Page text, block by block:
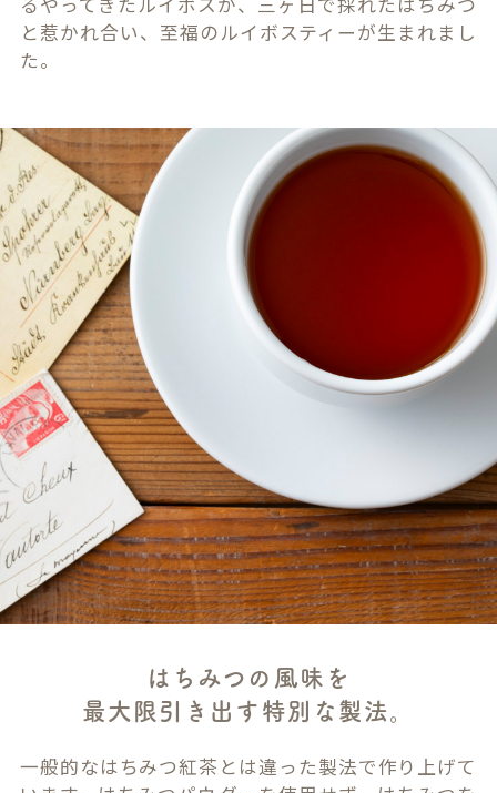
と惹かれ合い、至福のルイボスティーが生まれまし
た。
はちみつの風味を
最大限引き出す特別な製法。
一般的なはちみつ紅茶とは違った製法で作り上げて